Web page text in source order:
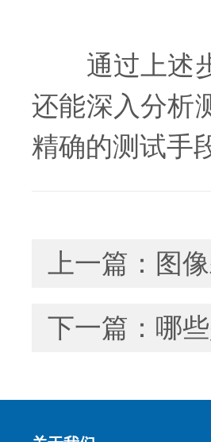
通过上述步
还能深入分析
精确的测试手
上一篇： 图
下一篇： 哪